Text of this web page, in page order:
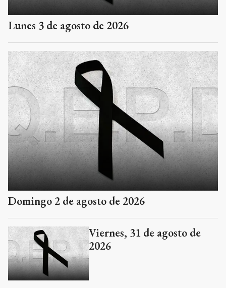
Lunes 3 de agosto de 2026
Domingo 2 de agosto de 2026
Viernes, 31 de agosto de
2026